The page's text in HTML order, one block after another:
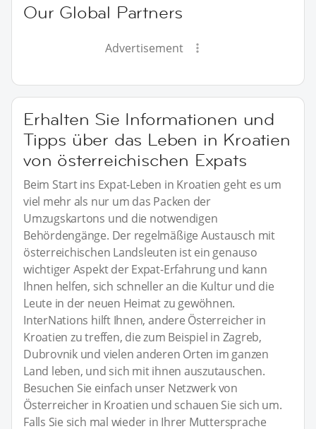
Our Global Partners
Advertisement
Erhalten Sie Informationen und
Tipps über das Leben in Kroatien
von österreichischen Expats
Beim Start ins Expat-Leben in Kroatien geht es um
viel mehr als nur um das Packen der
Umzugskartons und die notwendigen
Behördengänge. Der regelmäßige Austausch mit
österreichischen Landsleuten ist ein genauso
wichtiger Aspekt der Expat-Erfahrung und kann
Ihnen helfen, sich schneller an die Kultur und die
Leute in der neuen Heimat zu gewöhnen.
InterNations hilft Ihnen, andere Österreicher in
Kroatien zu treffen, die zum Beispiel in Zagreb,
Dubrovnik und vielen anderen Orten im ganzen
Land leben, und sich mit ihnen auszutauschen.
Besuchen Sie einfach unser Netzwerk von
Österreicher in Kroatien und schauen Sie sich um.
Falls Sie sich mal wieder in Ihrer Muttersprache